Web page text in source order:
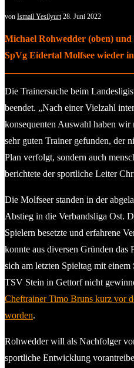
von Ismail Yesilyurt 28. Juni 2022
Michael Rohwedder (oben) und
SpVg Eidertal Molfsee wieder
Die Trainersuche beim
beendet. „Nach einer Vielzahl
konsequenten Auswahl haben
sehr guten Trainer gefunden, der
Plan verfolgt, sondern auch
berichtete der sportliche Leiter
Die Molfseer standen in der
Abstieg in die Verbandsliga Ost.
Spielern besetzte und erfahrene
konnte aus diversen Gründen das
sich am letzten Spieltag mit
TSV Stein in Gettorf nicht
Cheftrainer Timo Bruns kurz vor
worden.
Rohwedder will als Nachfolger
sportliche Entwicklung